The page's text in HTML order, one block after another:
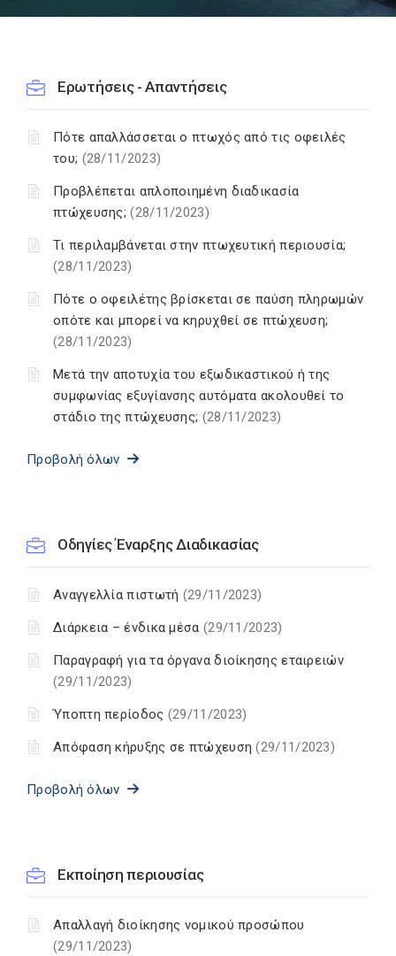
Ερωτήσεις - Απαντήσεις
Πότε απαλλάσσεται ο πτωχός από τις οφειλές
του; (28/11/2023)
Προβλέπεται απλοποιημένη διαδικασία
πτώχευσης;(28/11/2023)
Τι περιλαμβάνεται στην πτωχευτική περιουσία;
(28/11/2023)
Πότε ο οφειλέτης βρίσκεται σε παύση πληρωμών
οπότε και μπορεί να κηρυχθεί σε πτώχευση;
(28/11/2023)
Μετά την αποτυχία του εξωδικαστικού ή της
συμφωνίας εξυγίανσης αυτόματα ακολουθεί το
στάδιο της πτώχευσης; (28/11/2023)
Προβολή όλων
Οδηγίες Έναρξης Διαδικασίας
Αναγγελλία πιστωτή (29/11/2023)
Διάρκεια – ένδικα μέσα (29/11/2023)
Παραγραφή για τα όργανα διοίκησης εταιρειών
(29/11/2023)
Ύποπτη περίοδος (29/11/2023)
Απόφαση κήρυξης σε πτώχευση(29/11/2023)
Προβολή όλων
Εκποίηση περιουσίας
Απαλλαγή διοίκησης νομικού προσώπου
(29/11/2023)